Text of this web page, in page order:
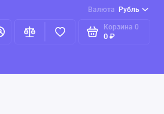
Валюта Рубль
Корзина 0
0 ₽